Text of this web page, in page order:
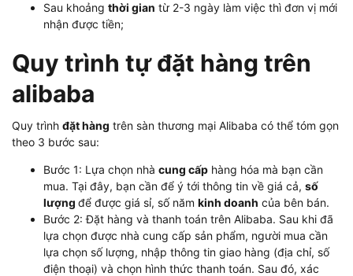
Sau khoảng thời gian từ 2-3 ngày làm việc thì đơn vị mới
nhận được tiền;
Quy trình tự đặt hàng trên
alibaba
Quy trình đặt hàng trên sàn thương mại Alibaba có thể tóm gọn
theo 3 bước sau:
Bước 1: Lựa chọn nhà cung cấp hàng hóa mà bạn cần
mua. Tại đây, bạn cần để ý tới thông tin về giá cả, số
lượng để được giá sỉ, số năm kinh doanh của bên bán.
Bước 2: Đặt hàng và thanh toán trên Alibaba. Sau khi đã
lựa chọn được nhà cung cấp sản phẩm, người mua cần
lựa chọn số lượng, nhập thông tin giao hàng (địa chỉ, số
điện thoại) và chọn hình thức thanh toán. Sau đó, xác